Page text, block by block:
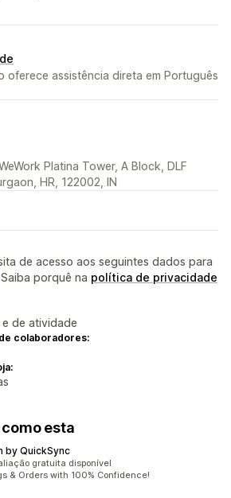
oferece assistência direta em Português
Platina Tower, A Block, DLF
HR, 122002, IN
de acesso aos seguintes dados para
porquê na política de privacidade
de atividade
colaboradores:
esta
by QuickSync
gratuita disponível
& Orders with 100% Confidence!